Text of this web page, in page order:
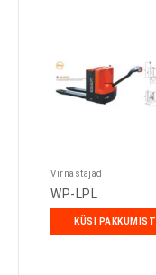
Virnastajad
WP-LPL
KÜSI PAKKUMIST